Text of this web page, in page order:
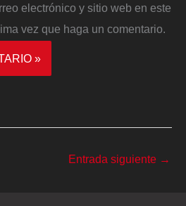
electrónico y sitio web en este
vez que haga un comentario.
Entrada siguiente →